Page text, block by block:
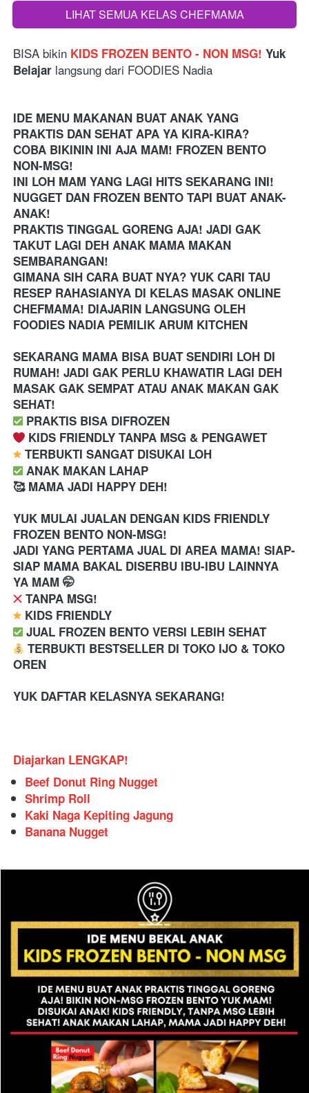
`LIHAT SEMUA KELAS CHEFMAMA
BISA bikin KIDS FROZEN BENTO - NON MSG! Yuk
Belajar langsung dari FOODIES Nadia
IDE MENU MAKANAN BUAT ANAK YANG
PRAKTIS DAN SEHAT APA YA KIRA-KIRA?
COBA BIKININ INI AJA MAM! FROZEN BENTO
NON-MSG!
INI LOH MAM YANG LAGI HITS SEKARANG INI!
NUGGET DAN FROZEN BENTO TAPI BUAT ANAK-
ANAK!
PRAKTIS TINGGAL GORENG AJA! JADI GAK
TAKUT LAGI DEH ANAK MAMA MAKAN
SEMBARANGAN!
GIMANA SIH CARA BUAT NYA? YUK CARI TAU
RESEP RAHASIANYA DI KELAS MASAK ONLINE
CHEFMAMA! DIAJARIN LANGSUNG OLEH
FOODIES NADIA PEMILIK ARUM KITCHEN
SEKARANG MAMA BISA BUAT SENDIRI LOH DI
RUMAH! JADI GAK PERLU KHAWATIR LAGI DEH
MASAK GAK SEMPAT ATAU ANAK MAKAN GAK
SEHAT!
️ PRAKTIS BISA DIFROZEN
KIDS FRIENDLY TANPA MSG & PENGAWET
TERBUKTI SANGAT DISUKAI LOH
️ ANAK MAKAN LAHAP
🥰 MAMA JADI HAPPY DEH!
YUK MULAI JUALAN DENGAN KIDS FRIENDLY
FROZEN BENTO NON-MSG!
JADI YANG PERTAMA JUAL DI AREA MAMA! SIAP-
SIAP MAMA BAKAL DISERBU IBU-IBU LAINNYA
YA MAM 🤭
TANPA MSG!
KIDS FRIENDLY
️ JUAL FROZEN BENTO VERSI LEBIH SEHAT
TERBUKTI BESTSELLER DI TOKO IJO & TOKO
OREN
YUK DAFTAR KELASNYA SEKARANG!
Diajarkan LENGKAP!
Beef Donut Ring Nugget
Shrimp Roll
Kaki Naga Kepiting Jagung
Banana Nugget